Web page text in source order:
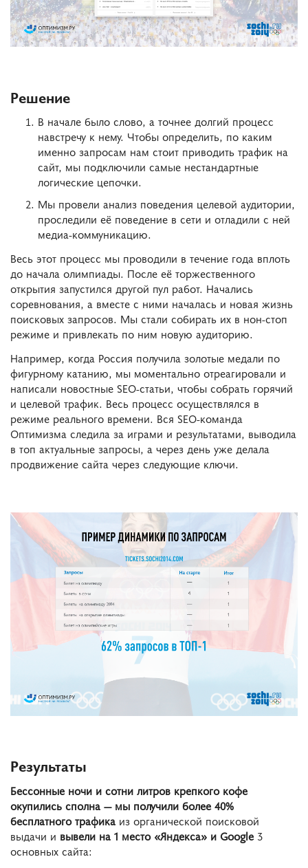
Решение
В начале было слово, а точнее долгий процесс
навстречу к нему. Чтобы определить, по каким
именно запросам нам стоит приводить трафик на
сайт, мы подключили самые нестандартные
логические цепочки.
Мы провели анализ поведения целевой аудитории,
проследили её поведение в сети и отладили с ней
медиа-коммуникацию.
Весь этот процесс мы проводили в течение года вплоть
до начала олимпиады. После её торжественного
открытия запустился другой пул работ. Начались
соревнования, а вместе с ними началась и новая жизнь
поисковых запросов. Мы стали собирать их в нон-стоп
режиме и привлекать по ним новую аудиторию.
Например, когда Россия получила золотые медали по
фигурному катанию, мы моментально отреагировали и
написали новостные SEO-статьи, чтобы собрать горячий
и целевой трафик. Весь процесс осуществлялся в
режиме реального времени. Вся SEO-команда
Оптимизма следила за играми и результатами, выводила
в топ актуальные запросы, а через день уже делала
продвижение сайта через следующие ключи.
Результаты
Бессонные ночи и сотни литров крепкого кофе
окупились сполна — мы получили более 40%
бесплатного трафика из органической поисковой
выдачи и вывели на 1 место «Яндекса» и Google3
основных сайта: